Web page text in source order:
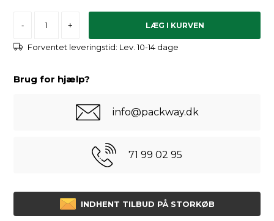
- +
Forventet leveringstid: Lev. 10-14 dage
Brug for hjælp?
info@packway.dk
71 99 02 95
INDHENT TILBUD PÅ STORKØB